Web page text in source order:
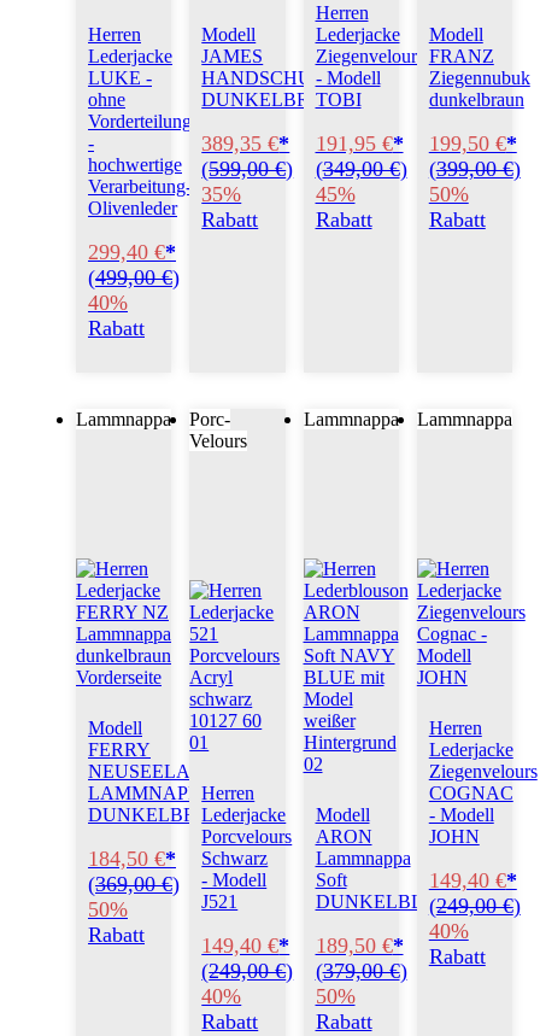
Herren
Lederjacke
LUKE -
ohne
Vorderteilung
-
hochwertige
Verarbeitung-
Olivenleder
299,40 €*
(499,00 €)
40%
Rabatt
Modell
JAMES
HANDSCHUHNAPPA
DUNKELBRAUN
389,35 €*
(599,00 €)
35%
Rabatt
Herren
Lederjacke
Ziegenvelours
- Modell
TOBI
191,95 €*
(349,00 €)
45%
Rabatt
Modell
FRANZ
Ziegennubuk
dunkelbraun
199,50 €*
(399,00 €)
50%
Rabatt
Lammnappa
Modell
FERRY
NEUSEELAND-
LAMMNAPPA
DUNKELBRAUN
184,50 €*
(369,00 €)
50%
Rabatt
Porc-
Velours
Herren
Lederjacke
Porcvelours
Schwarz
- Modell
J521
149,40 €*
(249,00 €)
40%
Rabatt
Lammnappa
Modell
ARON
Lammnappa
Soft
DUNKELBLAU
189,50 €*
(379,00 €)
50%
Rabatt
Lammnappa
Herren
Lederjacke
Ziegenvelours
COGNAC
- Modell
JOHN
149,40 €*
(249,00 €)
40%
Rabatt